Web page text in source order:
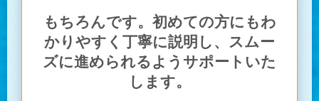
もちろんです。初めての方にもわ
かりやすく丁寧に説明し、スムー
ズに進められるようサポートいた
します。